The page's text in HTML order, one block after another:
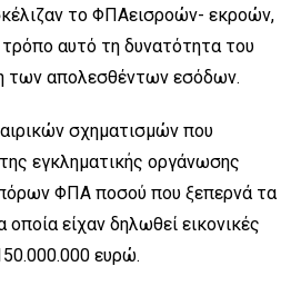
το ΦΠΑεισροών- εκροών,
αυτό τη δυνατότητα του
των απολεσθέντων εσόδων.
σχηματισμών που
εγκληματικής οργάνωσης
ΦΠΑ ποσού που ξεπερνά τα
είχαν δηλωθεί εικονικές
ευρώ.